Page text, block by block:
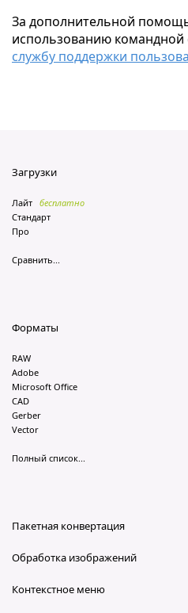
За дополнительной
использованию
службу поддержки
Загрузки
Лайт бесплатно
Стандарт
Про
Сравнить...
Форматы
RAW
Adobe
Microsoft Office
CAD
Gerber
Vector
Полный список...
Пакетная конвертация
Обработка изображений
Контекстное меню